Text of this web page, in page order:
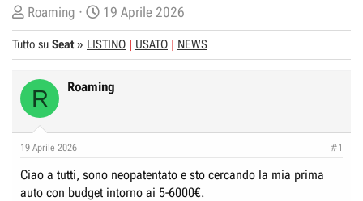
C
r
e
t
e
D
i
Roaming
D
a
t
d
z
19 Aprile 2026
Tutto su Seat» LISTINO USATO NEWS
R Roaming
19 Aprile 2026 #1
Ciao a tutti, sono neopatentato e sto cercando la mia prima
auto con budget intorno ai 5-6000€.